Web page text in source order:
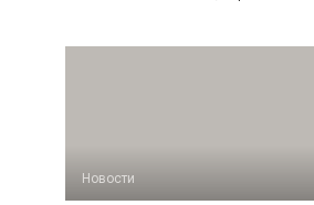
Новости